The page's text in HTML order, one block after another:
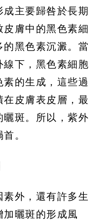
主要歸咎於長期
膚中的黑色素細
黑色素沉澱。當
下，黑色素細胞
的生成，這些過
皮膚表皮層，最
斑。所以，紫外
。
外，還有許多生
曬斑的形成風